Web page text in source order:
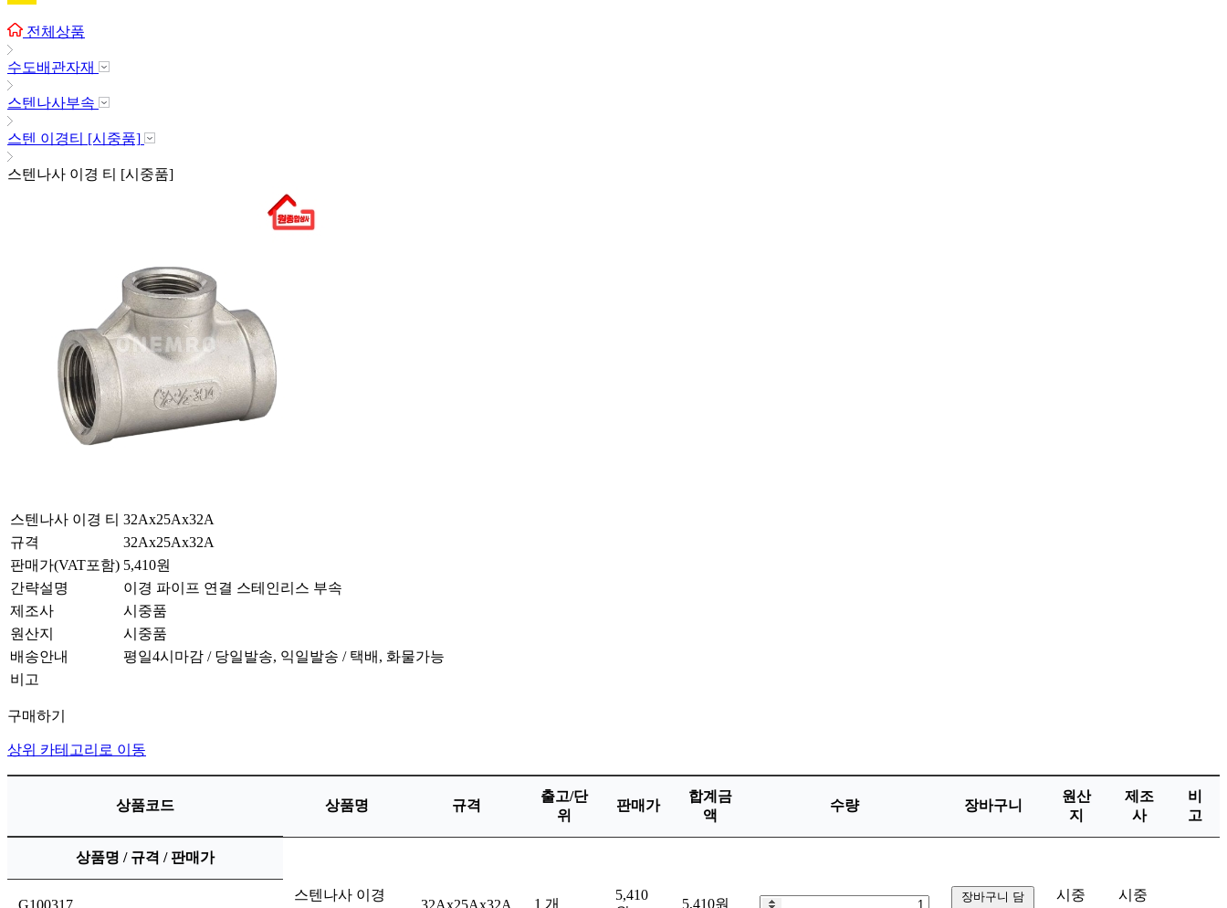
전체상품
수도배관자재
스텐나사부속
스텐 이경티 [시중품]
스텐나사 이경 티 [시중품]
스텐나사 이경 티 32Ax25Ax32A
규격
32Ax25Ax32A
판매가(VAT포함) 5,410원
간략설명
이경 파이프 연결 스테인리스 부속
제조사
시중품
원산지
시중품
배송안내
평일4시마감 / 당일발송, 익일발송 / 택배, 화물가능
비고
구매하기
상위 카테고리로 이동
상품코드 상품명 규격
출고/단
위
판매가
합계금
액
수량 장바구니
원산
지
제조
사
비
고
상품명 / 규격 / 판매가
G100317
스텐나사 이경
32Ax25Ax32A 1 개
5,410
5,410원
장바구니 담
시중
시중